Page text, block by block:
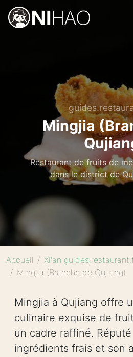
Mingjia
Restaurant de fruits de
dans le district de
Accueil
Xi'an
Mingjia (Branche de Qujiang)
Mingjia à Qujiang offre
culinaire exquise de
un cadre raffiné.
ingrédients frais et son